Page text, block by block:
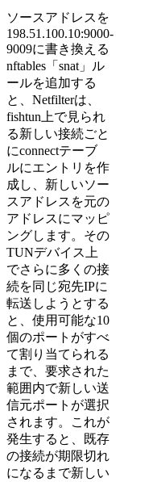
ソースアドレスを
198.51.100.10:9000-
9009に書き換える
nftables「snat」ル
ールを追加する
と、Netfilterは、
fishtun上で見られ
る新しい接続ごと
にconnectテーブ
ルにエントリを作
成し、新しいソー
スアドレスを元の
アドレスにマッピ
ングします。その
TUNデバイス上
でさらに多くの接
続を同じ宛先IPに
転送しようとする
と、使用可能な10
個のポートがすべ
て割り当てられる
まで、要求された
範囲内で新しい送
信元ポートが選択
されます。これが
発生すると、既存
の接続が期限切れ
になるまで新しい